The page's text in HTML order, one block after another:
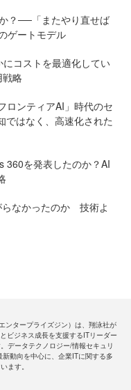
？──「またやり直せば
ゲートモデル
コストを最適化してい
戦略
ロンティアAI」時代のセ
はなく、高速化された
360を発表したのか？AI
らなかったのか 技術よ
ンタープライズジン）は、翔泳社が
ビジネス成長を支援するITリーダー
データテクノロジー/情報セキュリ
動向を中心に、企業ITに関する多
ます。